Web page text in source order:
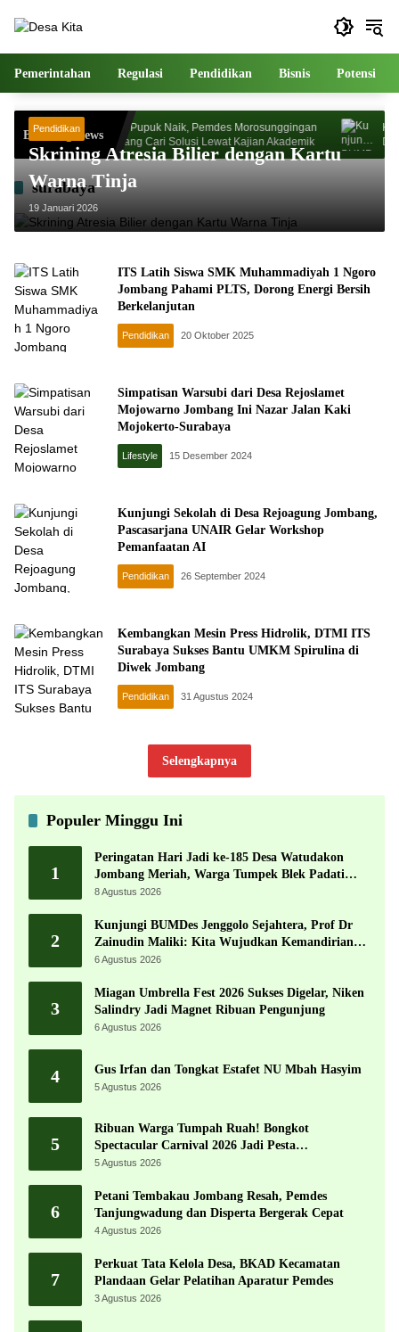
Pemerintahan Regulasi Pendidikan Bisnis Potensi
Breaking News
Harga Pupuk Naik, Pemdes Morosunggingan
Jombang Cari Solusi Lewat Kajian Akademik
Dr
surabaya
Pendidikan
Skrining Atresia Bilier dengan Kartu
Warna Tinja
19 Januari 2026
ITS Latih Siswa SMK Muhammadiyah 1 Ngoro
Jombang Pahami PLTS, Dorong Energi Bersih
Berkelanjutan
Pendidikan 20 Oktober 2025
Simpatisan Warsubi dari Desa Rejoslamet
Mojowarno Jombang Ini Nazar Jalan Kaki
Mojokerto-Surabaya
Lifestyle 15 Desember 2024
Kunjungi Sekolah di Desa Rejoagung Jombang,
Pascasarjana UNAIR Gelar Workshop
Pemanfaatan AI
Pendidikan 26 September 2024
Kembangkan Mesin Press Hidrolik, DTMI ITS
Surabaya Sukses Bantu UMKM Spirulina di
Diwek Jombang
Pendidikan 31 Agustus 2024
Selengkapnya
Populer Minggu Ini
1
Peringatan Hari Jadi ke-185 Desa Watudakon
Jombang Meriah, Warga Tumpek Blek Padati
Karnaval Budaya
8 Agustus 2026
2
Kunjungi BUMDes Jenggolo Sejahtera, Prof Dr
Zainudin Maliki: Kita Wujudkan Kemandirian
Ekonomi dengan Potensi Desa
6 Agustus 2026
3
Miagan Umbrella Fest 2026 Sukses Digelar, Niken
Salindry Jadi Magnet Ribuan Pengunjung
6 Agustus 2026
4 Gus Irfan dan Tongkat Estafet NU Mbah Hasyim
5 Agustus 2026
5
Ribuan Warga Tumpah Ruah! Bongkot
Spectacular Carnival 2026 Jadi Pesta
Kemerdekaan Terbesar di Peterongan
5 Agustus 2026
6
Petani Tembakau Jombang Resah, Pemdes
Tanjungwadung dan Disperta Bergerak Cepat
4 Agustus 2026
7
Perkuat Tata Kelola Desa, BKAD Kecamatan
Plandaan Gelar Pelatihan Aparatur Pemdes
3 Agustus 2026